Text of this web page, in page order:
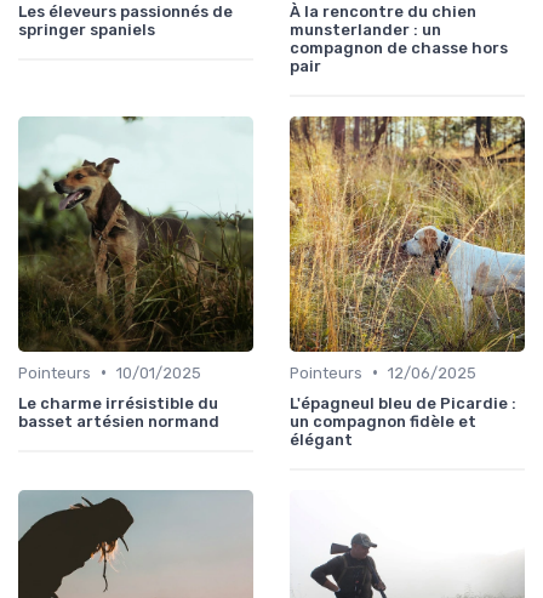
Les éleveurs passionnés de
springer spaniels
À la rencontre du chien
munsterlander : un
compagnon de chasse hors
pair
Pointeurs • 10/01/2025
Le charme irrésistible du
basset artésien normand
Pointeurs • 12/06/2025
L'épagneul bleu de Picardie :
un compagnon fidèle et
élégant